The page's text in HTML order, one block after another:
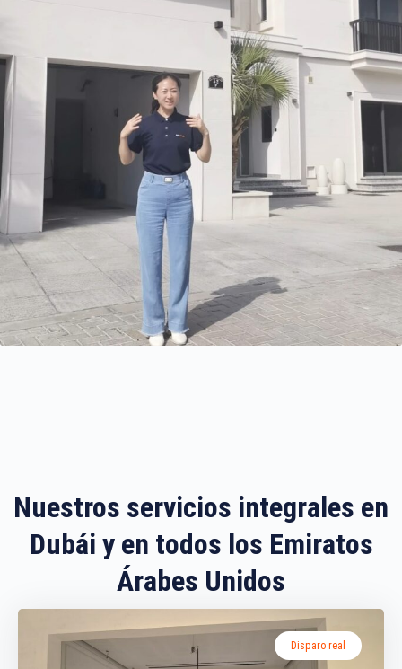
Nuestros servicios integrales en
Dubái y en todos los Emiratos
Árabes Unidos
Disparo real